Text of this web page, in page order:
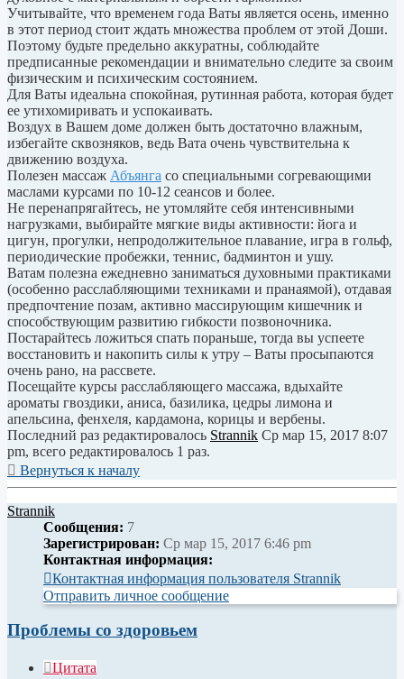
Учитывайте, что временем года Ваты является осень, именно
в этот период стоит ждать множества проблем от этой Доши.
Поэтому будьте предельно аккуратны, соблюдайте
предписанные рекомендации и внимательно следите за своим
физическим и психическим состоянием.
Для Ваты идеальна спокойная, рутинная работа, которая будет
ее утихомиривать и успокаивать.
Воздух в Вашем доме должен быть достаточно влажным,
избегайте сквозняков, ведь Вата очень чувствительна к
движению воздуха.
Полезен массаж Абъянга со специальными согревающими
маслами курсами по 10-12 сеансов и более.
Не перенапрягайтесь, не утомляйте себя интенсивными
нагрузками, выбирайте мягкие виды активности: йога и
цигун, прогулки, непродолжительное плавание, игра в гольф,
периодические пробежки, теннис, бадминтон и ушу.
Ватам полезна ежедневно заниматься духовными практиками
(особенно расслабляющими техниками и пранаямой), отдавая
предпочтение позам, активно массирующим кишечник и
способствующим развитию гибкости позвоночника.
Постарайтесь ложиться спать пораньше, тогда вы успеете
восстановить и накопить силы к утру – Ваты просыпаются
очень рано, на рассвете.
Посещайте курсы расслабляющего массажа, вдыхайте
ароматы гвоздики, аниса, базилика, цедры лимона и
апельсина, фенхеля, кардамона, корицы и вербены.
Последний раз редактировалось Strannik Ср мар 15, 2017 8:07
pm, всего редактировалось 1 раз.
Вернуться к началу
Strannik
Сообщения: 7
Зарегистрирован: Ср мар 15, 2017 6:46 pm
Контактная информация:
Контактная информация пользователя Strannik
Отправить личное сообщение
Проблемы со здоровьем
Цитата